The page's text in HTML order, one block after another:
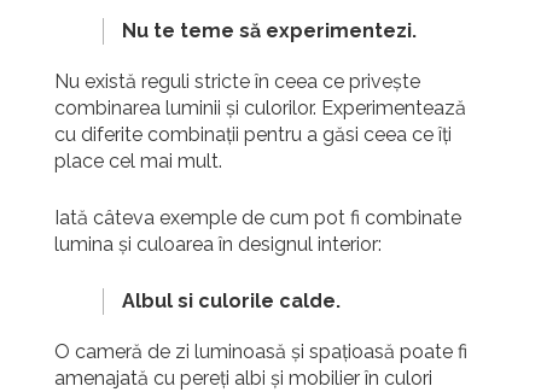
Nu te teme să experimentezi.
Nu există reguli stricte în ceea ce privește
combinarea luminii și culorilor. Experimentează
cu diferite combinații pentru a găsi ceea ce îți
place cel mai mult.
Iată câteva exemple de cum pot fi combinate
lumina și culoarea în designul interior:
Albul si culorile calde.
O cameră de zi luminoasă și spațioasă poate fi
amenajată cu pereți albi și mobilier în culori